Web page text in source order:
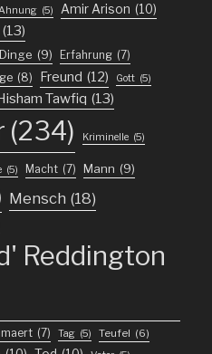
(5) Amir Arison (10)
(13)
Dinge (9) Erfahrung (7)
(8) Freund (12) Gott (5)
Tawfiq (13)
(234) Kriminelle (5)
(5) Macht (7) Mann (9)
Mensch (18)
Reddington
(7) Tag (5) Teufel (6)